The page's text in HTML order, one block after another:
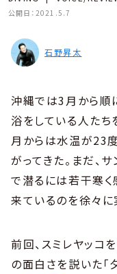
公開日： 2021.5.7
石野昇太
沖縄では3月から順
浴をしている人たち
月からは水温が23
がってきた。まだ、
で潜るには若干寒く
来ているのを徐々に
前回、スミレヤッコ
の面白さを説いた「